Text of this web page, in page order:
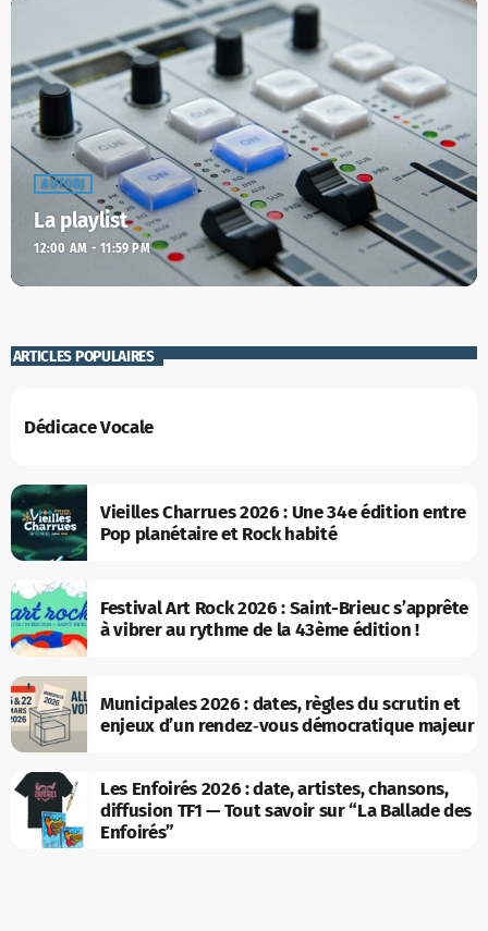
AUTODJ
La playlist
12:00 AM - 11:59 PM
ARTICLES POPULAIRES
Dédicace Vocale
Vieilles Charrues 2026 : Une 34e édition entre
Pop planétaire et Rock habité
Festival Art Rock 2026 : Saint-Brieuc s’apprête
à vibrer au rythme de la 43ème édition !
Municipales 2026 : dates, règles du scrutin et
enjeux d’un rendez‑vous démocratique majeur
Les Enfoirés 2026 : date, artistes, chansons,
diffusion TF1 — Tout savoir sur “La Ballade des
Enfoirés”